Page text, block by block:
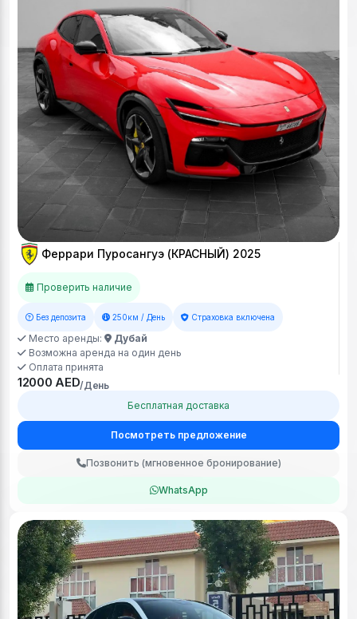
Феррари Пуросангуэ (КРАСНЫЙ) 2025
Проверить наличие
Без депозита 250км / День Страховка включена
Место аренды:
Дубай
Возможна аренда на один день
Оплата принята
12000 AED/День
Бесплатная доставка
Посмотреть предложение
Позвонить (мгновенное бронирование)
WhatsApp